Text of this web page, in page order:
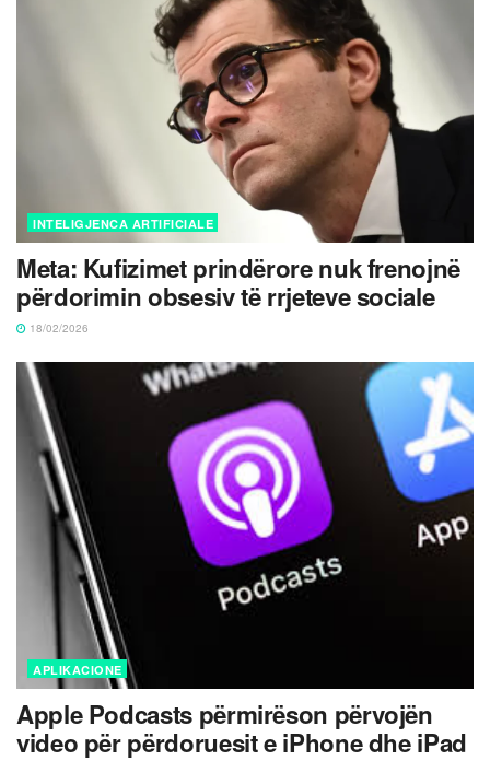
INTELIGJENCA ARTIFICIALE
Meta: Kufizimet prindërore nuk frenojnë
përdorimin obsesiv të rrjeteve sociale
18/02/2026
APLIKACIONE
Apple Podcasts përmirëson përvojën
video për përdoruesit e iPhone dhe iPad